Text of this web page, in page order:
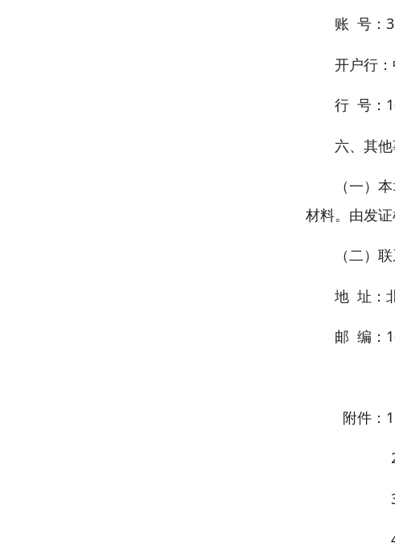
账 号：
开户行
行 号：
六、其
（一）
材料。由发
（二）
地 址：
邮 编：
附件：1
3
4